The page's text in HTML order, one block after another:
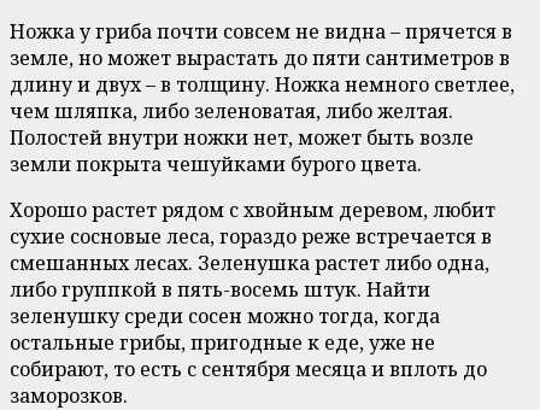
Ножка у гриба почти совсем не видна – прячется в
земле, но может вырастать до пяти сантиметров в
длину и двух – в толщину. Ножка немного светлее,
чем шляпка, либо зеленоватая, либо желтая.
Полостей внутри ножки нет, может быть возле
земли покрыта чешуйками бурого цвета.
Хорошо растет рядом с хвойным деревом, любит
сухие сосновые леса, гораздо реже встречается в
смешанных лесах. Зеленушка растет либо одна,
либо группкой в пять-восемь штук. Найти
зеленушку среди сосен можно тогда, когда
остальные грибы, пригодные к еде, уже не
собирают, то есть с сентября месяца и вплоть до
заморозков.